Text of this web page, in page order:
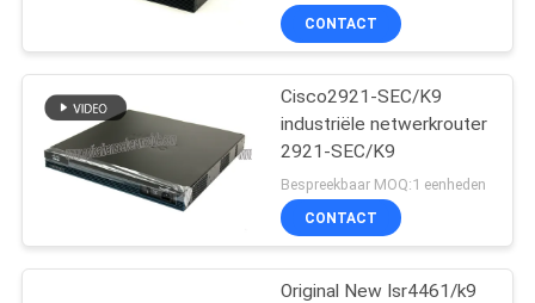
CONTACT
Cisco2921-SEC/K9
industriële netwerkrouter
2921-SEC/K9
Bespreekbaar MOQ:1 eenheden
CONTACT
Original New Isr4461/k9